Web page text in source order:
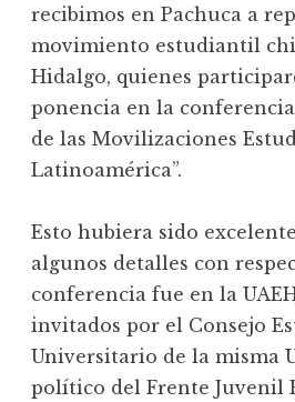
recibimos en Pachuca a
movimiento estudiantil
Hidalgo, quienes
ponencia en la
de las Movilizaciones
Latinoamérica”.
Esto hubiera sido
algunos detalles con
conferencia fue en la
invitados por el Consejo
Universitario de la misma
político del Frente Juvenil